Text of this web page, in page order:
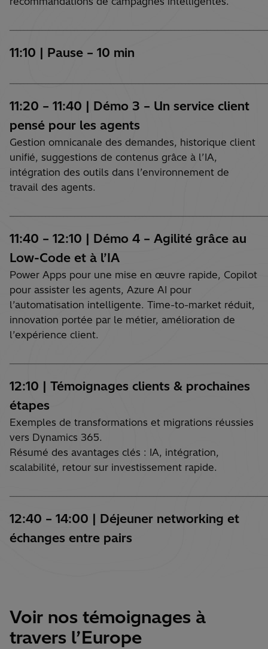
11:10 | Pause – 10 min
11:20 – 11:40 | Démo 3 – Un service client
pensé pour les agents
Gestion omnicanale des demandes, historique client
unifié, suggestions de contenus grâce à l’IA,
intégration des outils dans l’environnement de
travail des agents.
11:40 – 12:10 | Démo 4 – Agilité grâce au
Low-Code et à l’IA
Power Apps pour une mise en œuvre rapide, Copilot
pour assister les agents, Azure AI pour
l’automatisation intelligente. Time-to-market réduit,
innovation portée par le métier, amélioration de
l’expérience client.
12:10 | Témoignages clients & prochaines
étapes
Exemples de transformations et migrations réussies
vers Dynamics 365.
Résumé des avantages clés : IA, intégration,
scalabilité, retour sur investissement rapide.
12:40 – 14:00 | Déjeuner networking et
échanges entre pairs
Voir nos témoignages à
travers l’Europe